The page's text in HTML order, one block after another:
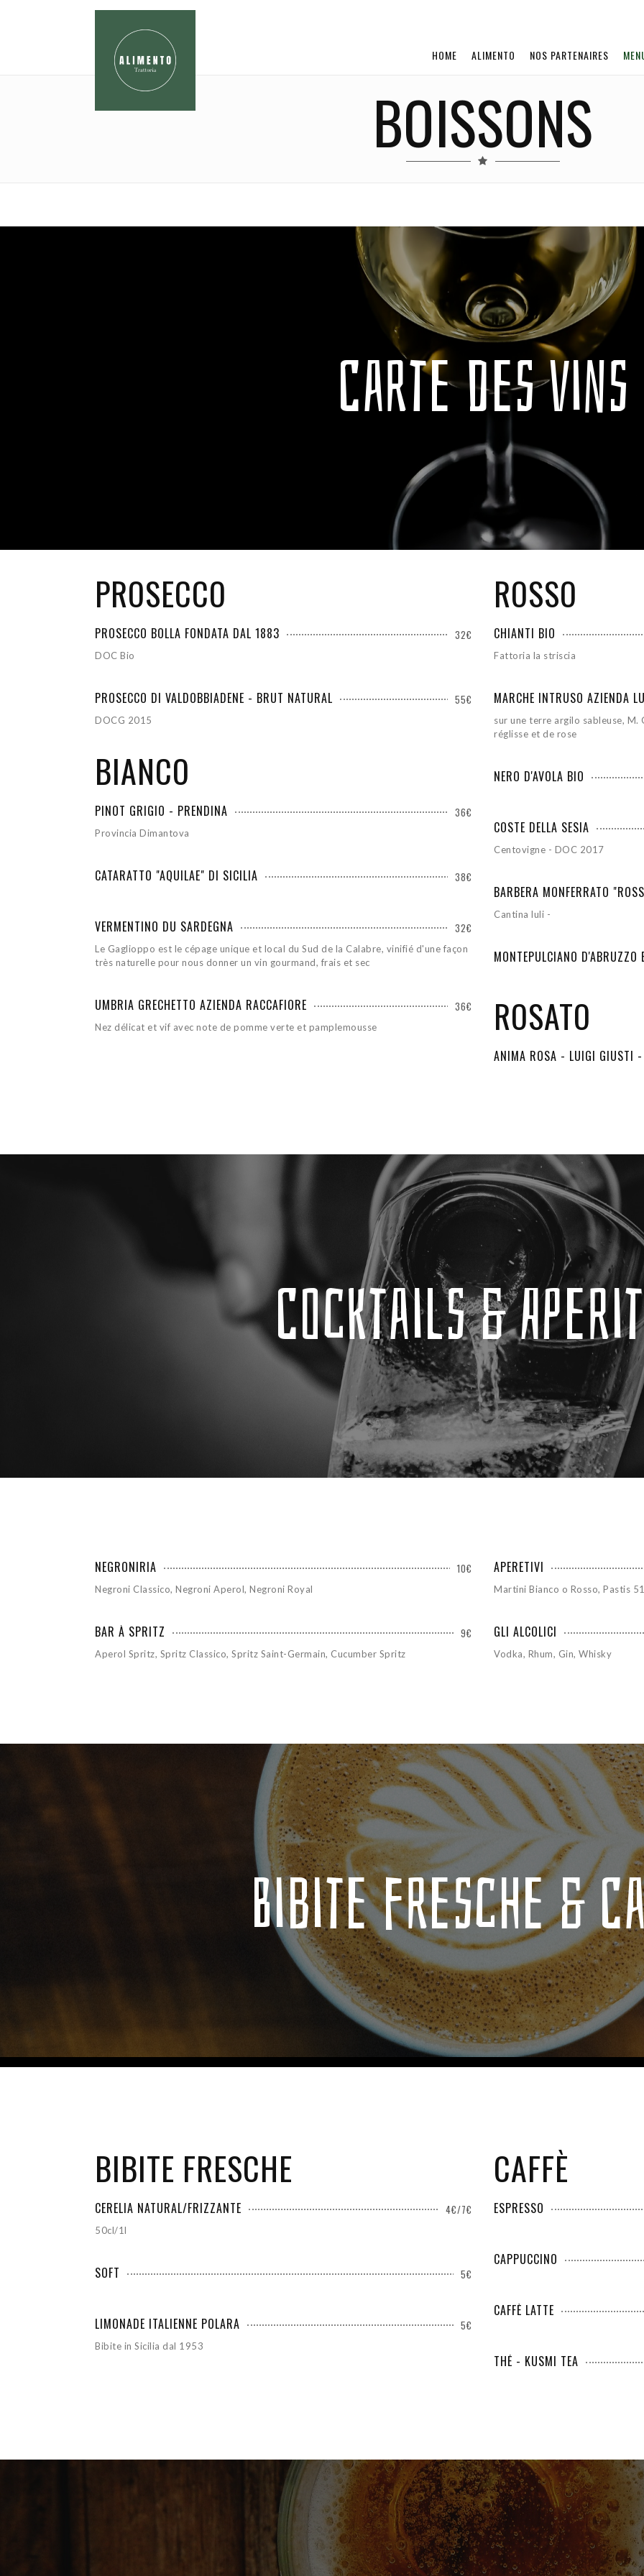
HOME ALIMENTO NOS PARTENAIRES
BOISSONS
Carte des vins
PROSECCO
PROSECCO BOLLA FONDATA DAL 1883 32€
DOC Bio
PROSECCO DI VALDOBBIADENE - BRUT NATURAL 55€
DOCG 2015
BIANCO
PINOT GRIGIO - PRENDINA 36€
Provincia Dimantova
CATARATTO "AQUILAE" DI SICILIA 38€
VERMENTINO DU SARDEGNA 32€
Le Gaglioppo est le cépage unique et local du Sud de la Calabre, vinifié d'une façon
très naturelle pour nous donner un vin gourmand, frais et sec
UMBRIA GRECHETTO AZIENDA RACCAFIORE 36€
Nez délicat et vif avec note de pomme verte et pamplemousse
ROSSO
CHIANTI BIO
Fattoria la striscia
MARCHE INTRUSO AZIENDA
sur une terre argilo sableuse, M.
réglisse et de rose
NERO D'AVOLA BIO
COSTE DELLA SESIA
Centovigne - DOC 2017
BARBERA MONFERRATO
Cantina luli -
MONTEPULCIANO D'ABRUZZO
ROSATO
ANIMA ROSA - LUIGI GIUSTI
Cocktails &
NEGRONIRIA 10€
Negroni Classico, Negroni Aperol, Negroni Royal
BAR À SPRITZ 9€
Aperol Spritz, Spritz Classico, Spritz Saint-Germain, Cucumber Spritz
APERETIVI
Martini Bianco o Rosso, Pastis
GLI ALCOLICI
Vodka, Rhum, Gin, Whisky
Bibite fresche &
BIBITE FRESCHE
CERELIA NATURAL/FRIZZANTE 4€/7€
50cl/1l
SOFT 5€
LIMONADE ITALIENNE POLARA 5€
Bibite in Sicilia dal 1953
CAFFÈ
ESPRESSO
CAPPUCCINO
CAFFÈ LATTE
THÉ - KUSMI TEA